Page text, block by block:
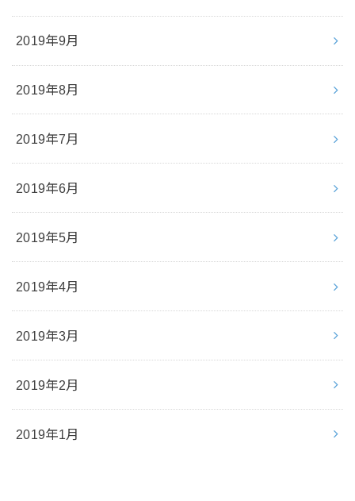
2019年9月
2019年8月
2019年7月
2019年6月
2019年5月
2019年4月
2019年3月
2019年2月
2019年1月